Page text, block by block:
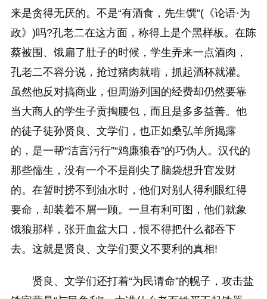
来是贪得无厌的。不是“有酒食，先生馔”(《论语·为
政》)吗?孔老二在这方面，称得上是个黑样板。在陈
蔡被围、饿扁了肚子的时候，学生弄来一点酒肉，
孔老二不容分说，抢过猪肉就啃，抓起酒杯就灌。
虽然他反对搞商业，但周游列国的经费却仍然要靠
当大商人的学生子贡掏腰包，而且是多多益善。他
的徒子徒孙贤良、文学们，也正如桑弘羊所揭露
的，是一帮“洁言污行”“鸡廉狼吞”的巧伪人。汉代的
那些儒生，没有一个不是削尖了脑袋想升官发财
的。在暂时捞不到油水时，他们对别人得利眼红得
要命，却装着不屑一顾。一旦有利可图，他们就象
饿狼那样，张开血盆大口，恨不得把什么都吞下
去。这就是贤良、文学们要义不要利的真相!
贤良、文学们还打着“为民请命”的幌子，攻击盐